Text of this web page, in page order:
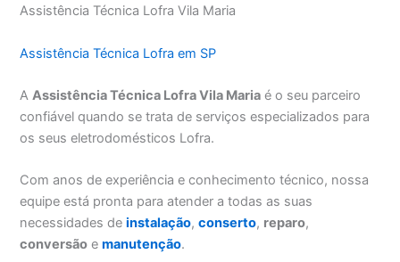
Assistência Técnica Lofra Vila Maria
Assistência Técnica Lofra em SP
AAssistência Técnica Lofra Vila Maria é o seu parceiro
confiável quando se trata de serviços especializados para
os seus eletrodomésticos Lofra.
Com anos de experiência e conhecimento técnico, nossa
equipe está pronta para atender a todas as suas
necessidades deinstalação,conserto, reparo,
conversão emanutenção.